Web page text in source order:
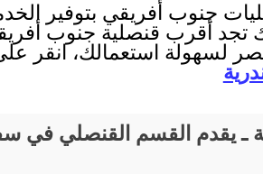
جنوب أفريقي بتوفير
تجد أقرب قنصلية جنوب
استعمالك، انقر على
ـ يقدم القسم القنصلي في